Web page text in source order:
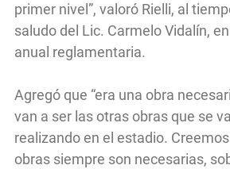
primer nivel”, valoró Rielli, al
saludo del Lic. Carmelo Vidalín,
anual reglamentaria.
Agregó que “era una obra
van a ser las otras obras que se
realizando en el estadio.
obras siempre son necesarias,